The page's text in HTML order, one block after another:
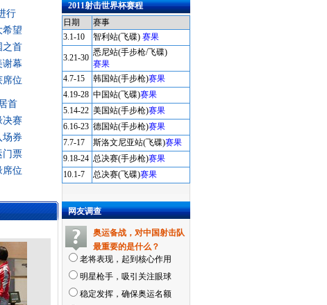
行
希望
之首
谢幕
席位
首
决赛
场券
门票
席位
2011射击世界杯赛程
日期
赛事
3.1-10
智利站(飞碟) 赛果
3.21-30
悉尼站(手步枪/飞碟)
赛果
4.7-15
韩国站(手步枪)赛果
4.19-28 中国站(飞碟)赛果
5.14-22 美国站(手步枪)赛果
6.16-23 德国站(手步枪)赛果
7.7-17
斯洛文尼亚站(飞碟)赛果
9.18-24 总决赛(手步枪)赛果
10.1-7
总决赛(飞碟)赛果
网友调查
奥运备战，对中国射击队
最重要的是什么？
老将表现，起到核心作用
明星枪手，吸引关注眼球
稳定发挥，确保奥运名额